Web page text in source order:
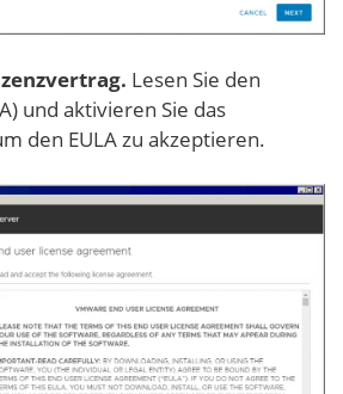
Lesen Sie den
und aktivieren Sie das
den EULA zu akzeptieren.